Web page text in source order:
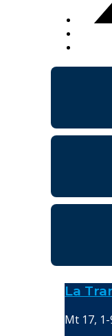
La
Mt 17,